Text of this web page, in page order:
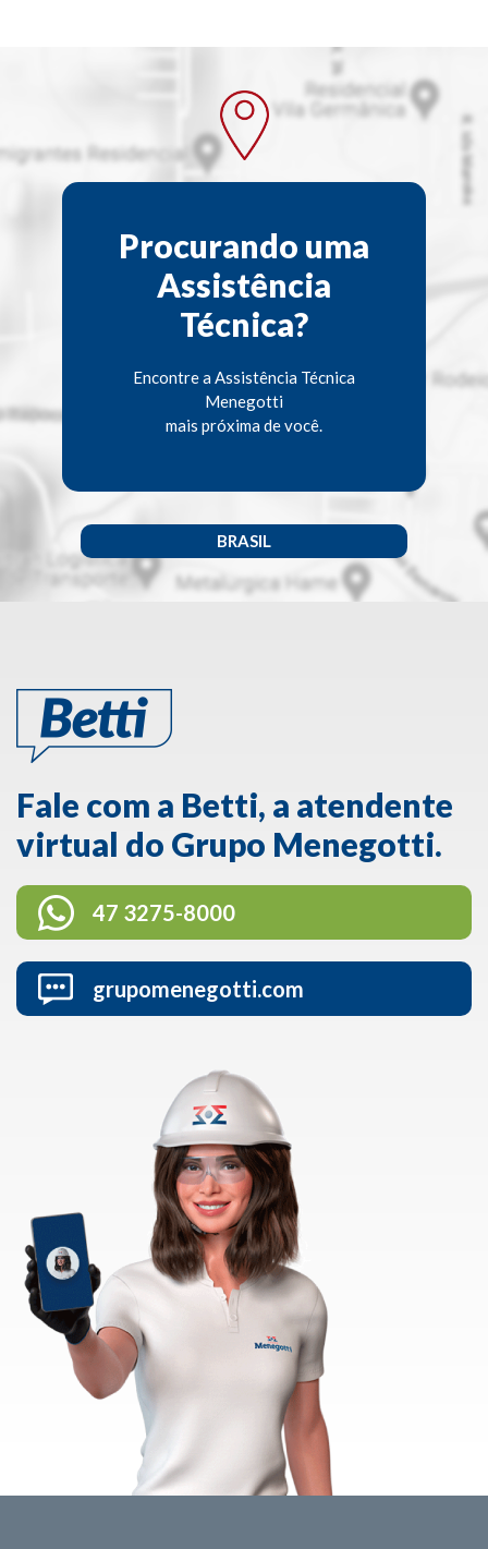
Procurando uma
Assistência
Técnica?
Encontre a Assistência Técnica
Menegotti
mais próxima de você.
BRASIL
Fale com a Betti, a atendente
virtual do Grupo Menegotti.
47 3275-8000
grupomenegotti.com